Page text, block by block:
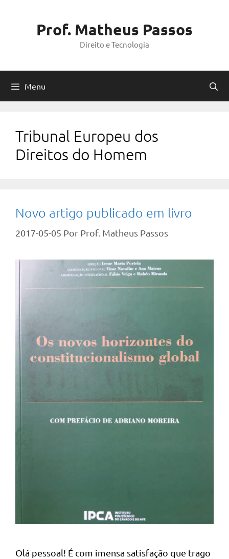
Prof. Matheus Passos
Direito e Tecnologia
Menu
Tribunal Europeu dos
Direitos do Homem
Novo artigo publicado em livro
2017-05-05 Por Prof. Matheus Passos
Olá pessoal! É com imensa satisfação que trago